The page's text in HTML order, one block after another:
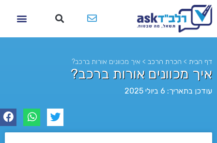
דף הבית > הכרת הרכב > איך מכוונים אורות ברכב?
איך מכוונים אורות ברכב?
עודכן בתאריך: 6 ביולי 2025